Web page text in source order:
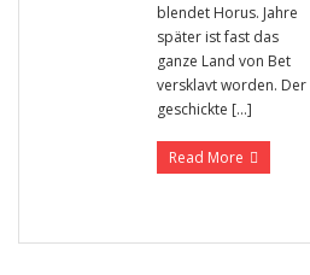
blendet Horus. Jahre
später ist fast das
ganze Land von Bet
versklavt worden. Der
geschickte […]
Read More